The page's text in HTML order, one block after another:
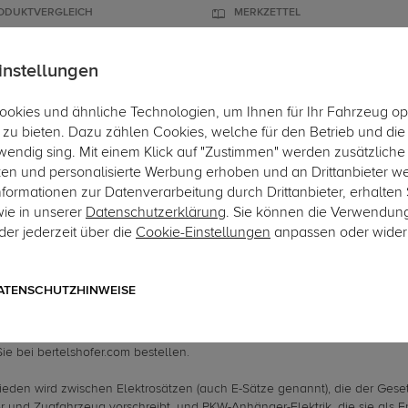
MERKZETTEL
DACHBOXEN FAHRRADTRÄGER ZUBEHÖR
Anhänger-Elektrik bei bertelshofer.com
PKW-Anhängerkupplung gibt es Elektro-Zubehör, um Anhänger und
mit zusätzlicher Elektronik beziehungsweise elektronischen
bei bertelshofer.com bestellen.
wird zwischen Elektrosätzen (auch E-Sätze genannt), die der
und ähnliche Technologien, um Ihnen für Ihr Fahrzeug
bieten. Dazu zählen Cookies, welche für den Betrieb und die
sing. Mit einem Klick auf "Zustimmen" werden
und personalisierte Werbung erhoben und an Drittanbieter
zur Datenverarbeitung durch Drittanbieter, erhalten
in unserer Datenschutzerklärung. Sie können die
jederzeit über die Cookie-Einstellungen anpassen oder